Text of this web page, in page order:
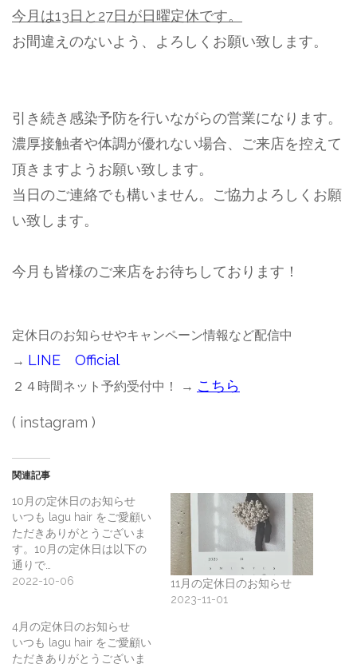
⁡今月は13日と27日が日曜定休です。
⁡お間違えのないよう、よろしくお願い致します。⁡
引き続き感染予防を行いながらの営業になります。⁡
⁡濃厚接触者や体調が優れない場合、ご来店を控えて
頂きますようお願い致します。
当日のご連絡でも構いません。⁡ご協力よろしくお願
い致します。⁡
今月も皆様のご来店をお待ちしております！⁡
定休日のお知らせやキャンペーン情報など配信中
→ LINE Official
２４時間ネット予約受付中！ → こちら
( instagram )
関連記事
10月の定休日のお知らせ
いつも lagu hair をご愛顧い
ただきありがとうございま
す。⁡⁡⁡10月の定休日は以下の
通りで…
2022-10-06
11月の定休日のお知らせ
2023-11-01
4月の定休日のお知らせ
いつも lagu hair をご愛顧い
ただきありがとうございま